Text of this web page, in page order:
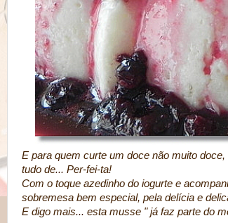
E para quem curte um doce não muito
tudo de... Per-fei-ta!
Com o toque azedinho do iogurte e
sobremesa bem especial, pela delícia e
E digo mais... esta musse " já faz parte do